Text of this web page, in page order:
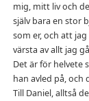
mig, mitt liv och
själv bara en stor
som er, och att
värsta av allt jag
Det är för helvete
han avled på,
Till Daniel, alltså